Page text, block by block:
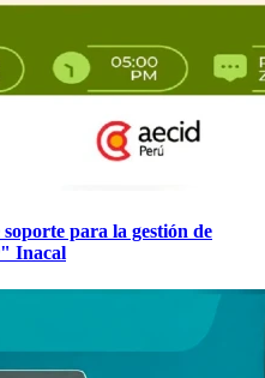
para la gestión de
Inacal